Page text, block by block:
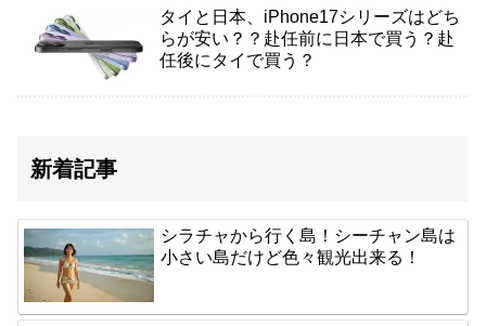
タイと日本、iPhone17シリーズはどち
らが安い？？赴任前に日本で買う？赴
任後にタイで買う？
新着記事
シラチャから行く島！シーチャン島は
小さい島だけど色々観光出来る！